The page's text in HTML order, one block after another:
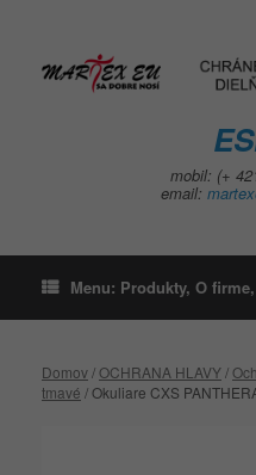
mobil: (+
email:
Menu: Produkty, O
Domov/OCHRANA HLAVY/
tmavé / Okuliare CXS